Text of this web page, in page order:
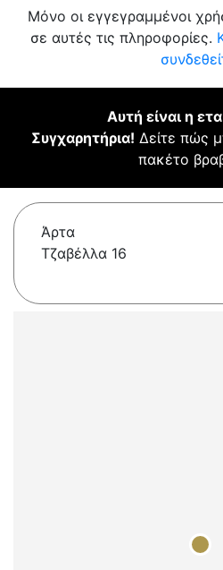
Μόνο οι εγγεγραμμένοι
σε αυτές τις πληροφορίες.
Αυτή είναι η
Συγχαρητήρια! Δείτε πώς
πακέτο
Άρτα
Τζαβέλλα 16